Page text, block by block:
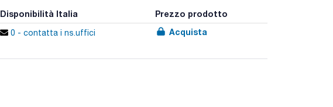
Disponibilità Italia Prezzo prodotto
0 - contatta i ns.uffici Acquista